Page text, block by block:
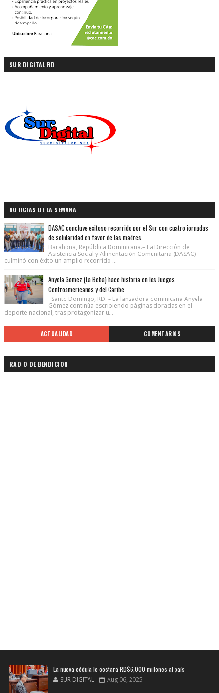
SUR DIGITAL RD
NOTICIAS DE LA SEMANA
DASAC concluye exitoso recorrido por el Sur con cuatro jornadas
de solidaridad en favor de las madres.
Barahona, República Dominicana.– La Dirección de
Asistencia Social y Alimentación Comunitaria (DASAC)
culminó con éxito un amplio recorrido ...
Anyela Gomez (La Beba) hace historia en los Juegos
Centroamericanos y del Caribe
Santo Domingo, RD. – La lanzadora dominicana Anyela
Gómez continúa escribiendo páginas doradas en el
deporte nacional, tras protagonizar u...
ACTUALIDAD COMENTARIOS
RADIO DE BENDICION
La nueva cédula le costará RD$6,000 millones al país
SUR DIGITAL Aug 06, 2025